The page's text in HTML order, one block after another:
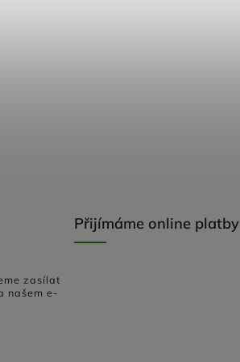
zasílat
našem e-
Přijímáme online platby